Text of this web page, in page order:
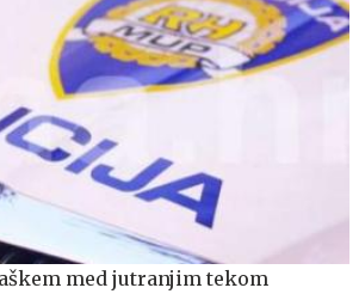
med jutranjim tekom